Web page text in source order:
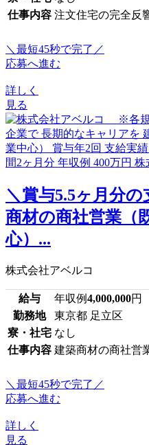
仕事内容 注文住宅の完全反
＼最短45秒で完了／
応募へ進む
詳しく
見る
＼賞与5.5ヶ月分
商材の商社営業（
心）...
株式会社アベルコ
給与 年収例4,000,000円
勤務地
東京都 足立区
寮・社宅 なし
仕事内容 建築商材の商社営
＼最短45秒で完了／
応募へ進む
詳しく
見る